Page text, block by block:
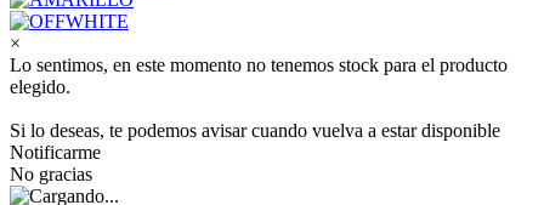
×
Lo sentimos, en este momento no tenemos stock para el producto
elegido.
Si lo deseas, te podemos avisar cuando vuelva a estar disponible
Notificarme
No gracias